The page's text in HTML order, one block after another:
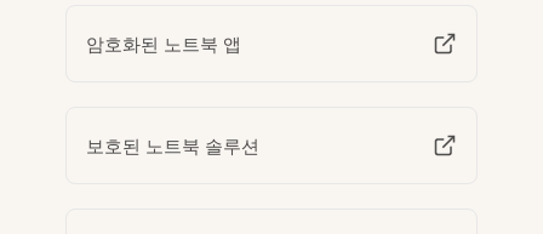
암호화된 노트북 앱
보호된 노트북 솔루션